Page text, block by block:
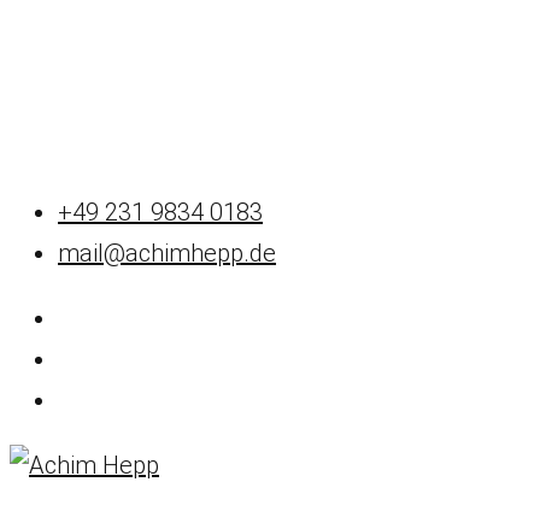
+49 231 9834 0183
mail@achimhepp.de